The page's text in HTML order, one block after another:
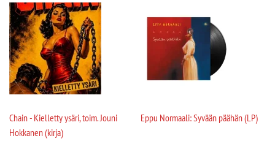
Chain - Kielletty ysäri, toim. Jouni
Hokkanen (kirja)
Eppu Normaali: Syvään päähän (LP)